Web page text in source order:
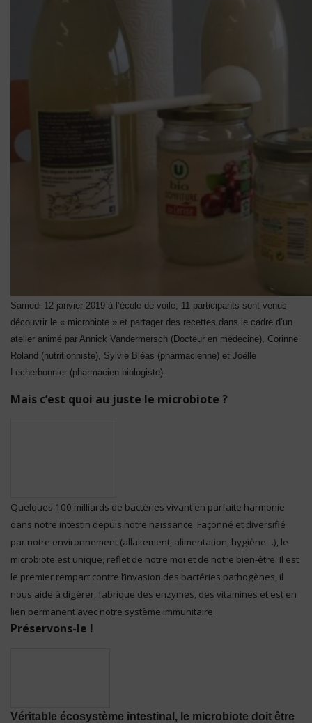
Samedi 12 janvier 2019 à l’école de voile, 11 participants sont venus
découvrir le « microbiote » et partager des recettes dans le cadre d’un
atelier animé par Annick Vandermersch (Docteur en médecine), Corinne
Roland (nutritionniste), Sylvie Bléas (pharmacienne) et Joëlle
Lecherbonnier (pharmacien biologiste).
Mais c’est quoi au juste le microbiote ?
Quelques 100 milliards de bactéries vivant en parfaite harmonie
dans notre intestin depuis notre naissance. Façonné et diversifié
par notre environnement (allaitement, alimentation, hygiène…), le
microbiote est unique, reflet de notre moi et de notre bien-être. Il est
le premier rempart contre l’invasion des bactéries pathogènes, il
nous aide à digérer, fabrique des enzymes, des vitamines et est en
lien permanent avec notre système immunitaire.
Préservons-le !
Véritable écosystème intestinal, le microbiote doit être